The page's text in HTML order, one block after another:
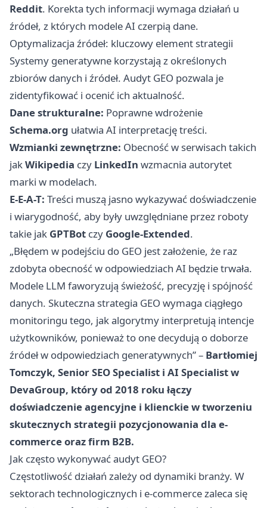
Reddit. Korekta tych informacji wymaga działań u
źródeł, z których modele AI czerpią dane.
Optymalizacja źródeł: kluczowy element strategii
Systemy generatywne korzystają z określonych
zbiorów danych i źródeł. Audyt GEO pozwala je
zidentyfikować i ocenić ich aktualność.
Dane strukturalne: Poprawne wdrożenie
Schema.org ułatwia AI interpretację treści.
Wzmianki zewnętrzne: Obecność w serwisach takich
jakWikipedia czy LinkedIn wzmacnia autorytet
marki w modelach.
E-E-A-T: Treści muszą jasno wykazywać doświadczenie
i wiarygodność, aby były uwzględniane przez roboty
takie jak GPTBot czy Google-Extended.
„Błędem w podejściu do GEO jest założenie, że raz
zdobyta obecność w odpowiedziach AI będzie trwała.
Modele LLM faworyzują świeżość, precyzję i spójność
danych. Skuteczna strategia GEO wymaga ciągłego
monitoringu tego, jak algorytmy interpretują intencje
użytkowników, ponieważ to one decydują o doborze
źródeł w odpowiedziach generatywnych” – Bartłomiej
Tomczyk, Senior SEO Specialist i AI Specialist w
DevaGroup, który od 2018 roku łączy
doświadczenie agencyjne i klienckie w tworzeniu
skutecznych strategii pozycjonowania dla e-
commerce oraz firm B2B.
Jak często wykonywać audyt GEO?
Częstotliwość działań zależy od dynamiki branży. W
sektorach technologicznych i e-commerce zaleca się